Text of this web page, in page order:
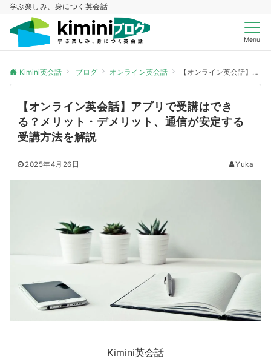
学ぶ楽しみ、身につく英会話
Menu
Kimini英会話 ブログ オンライン英会話 【オンライン英会話】アプリで受講はできる？メリット・デメリット、通信が安定する受講方法を解説
【オンライン英会話】アプリで受講はでき
る？メリット・デメリット、通信が安定する
受講方法を解説
2025年4月26日 Yuka
Kimini英会話